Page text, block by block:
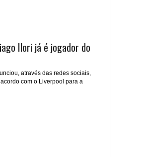
Ilori já é jogador do
através das redes sociais,
com o Liverpool para a